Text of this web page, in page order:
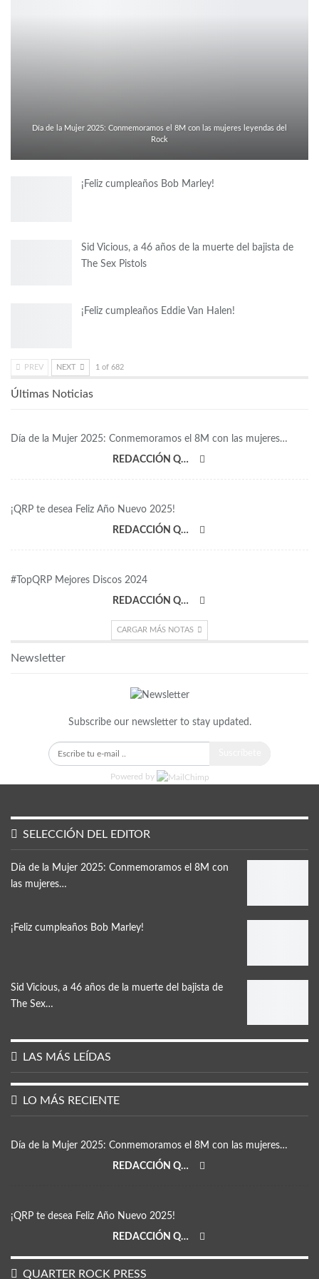
Día de la Mujer 2025: Conmemoramos el 8M con las mujeres leyendas del
Rock
¡Feliz cumpleaños Bob Marley!
Sid Vicious, a 46 años de la muerte del bajista de
The Sex Pistols
¡Feliz cumpleaños Eddie Van Halen!
PREV NEXT 1 of 682
Últimas Noticias
Día de la Mujer 2025: Conmemoramos el 8M con las mujeres…
REDACCIÓN QRP
¡QRP te desea Feliz Año Nuevo 2025!
REDACCIÓN QRP
#TopQRP Mejores Discos 2024
REDACCIÓN QRP
CARGAR MÁS NOTAS
Newsletter
Subscribe our newsletter to stay updated.
Powered by
SELECCIÓN DEL EDITOR
Día de la Mujer 2025: Conmemoramos el 8M con
las mujeres…
¡Feliz cumpleaños Bob Marley!
Sid Vicious, a 46 años de la muerte del bajista de
The Sex…
LAS MÁS LEÍDAS
LO MÁS RECIENTE
Día de la Mujer 2025: Conmemoramos el 8M con las mujeres…
REDACCIÓN QRP
¡QRP te desea Feliz Año Nuevo 2025!
REDACCIÓN QRP
QUARTER ROCK PRESS